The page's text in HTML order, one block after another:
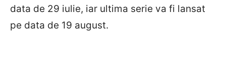
data de 29 iulie, iar ultima serie va fi lansat
pe data de 19 august.